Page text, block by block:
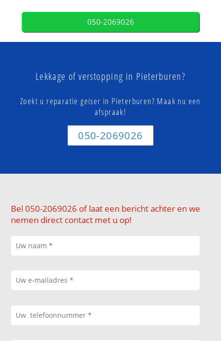
050-2069026
Lekkage of verstopping in Pieterburen?
Zoekt u reparatie geiser in Pieterburen? Maak nu een
afspraak!
050-2069026
Bel 050-2069026 of laat een bericht achter en we
nemen direct contact met u op!